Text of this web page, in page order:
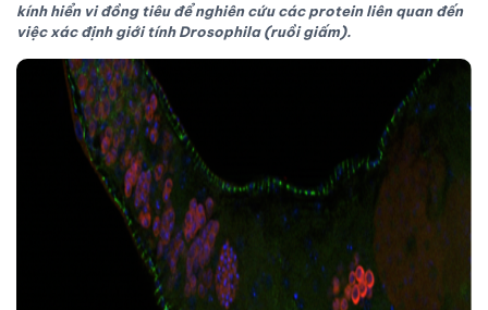
kính hiển vi đồng tiêu để nghiên cứu các protein liên quan đến
việc xác định giới tính Drosophila (ruồi giấm).